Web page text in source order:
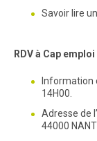
Savoir lire
RDV à Cap
Information
14H00.
Adresse de
44000